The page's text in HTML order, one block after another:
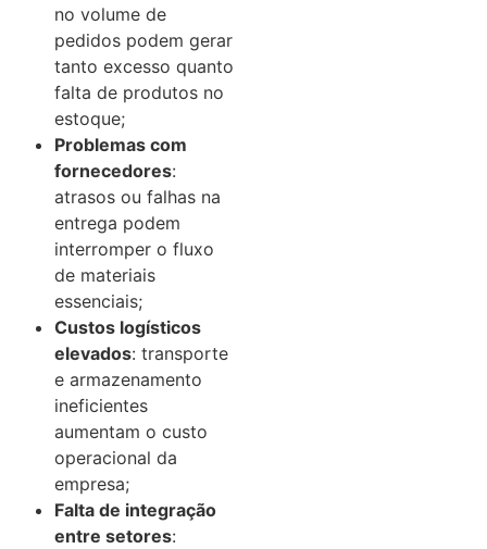
no volume de
pedidos podem gerar
tanto excesso quanto
falta de produtos no
estoque;
Problemas com
fornecedores:
atrasos ou falhas na
entrega podem
interromper o fluxo
de materiais
essenciais;
Custos logísticos
elevados: transporte
e armazenamento
ineficientes
aumentam o custo
operacional da
empresa;
Falta de integração
entre setores: